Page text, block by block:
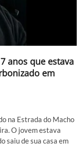
anos que estava
em
na Estrada do Macho
O jovem estava
saiu de sua casa em